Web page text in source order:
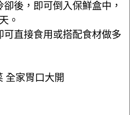
後，即可倒入保鮮盒中，
。
可直接食用或搭配食材做多
全家胃口大開